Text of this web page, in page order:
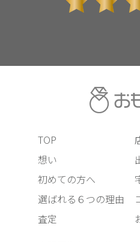
TOP
想い
初めての方へ
選ばれる６つの理由
査定